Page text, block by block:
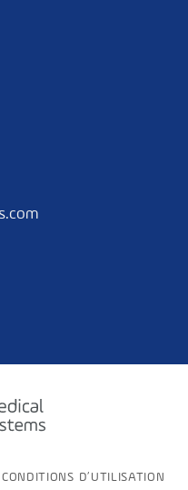
CONDITIONS D’UTILISATION